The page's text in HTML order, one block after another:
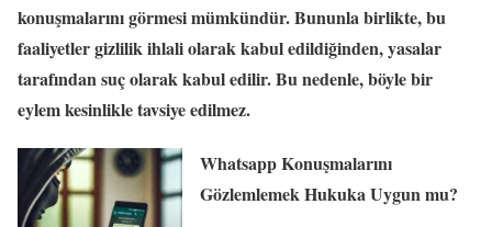
konuşmalarını görmesi mümkündür. Bununla birlikte, bu
faaliyetler gizlilik ihlali olarak kabul edildiğinden, yasalar
tarafından suç olarak kabul edilir. Bu nedenle, böyle bir
eylem kesinlikle tavsiye edilmez.
Whatsapp Konuşmalarını
Gözlemlemek Hukuka Uygun mu?